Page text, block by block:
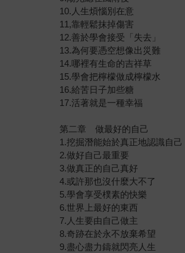
10.人生煩惱別在意
11,靠輕鬆抹掉傷害
12.善於學會接受「失去」
13.為何要憑空想像出災難
14.哪裡有生命的吉祥草
15.學會把檸檬做成檸檬水
16.給苦日子加些糖
17.活著就是一種幸福
第二章 做最好的自己
1.挖掘潛能始於真正地認識自己
2.做好自己最重要
3.做真正的自己真好
4.或許那也沒什麼大不了
5.學會享受樸素的快樂
6.世界上最好的東西
7.人生要由自己做主
8.奇跡在於永不放棄希望
9.盡心盡力鑄就閃亮人生